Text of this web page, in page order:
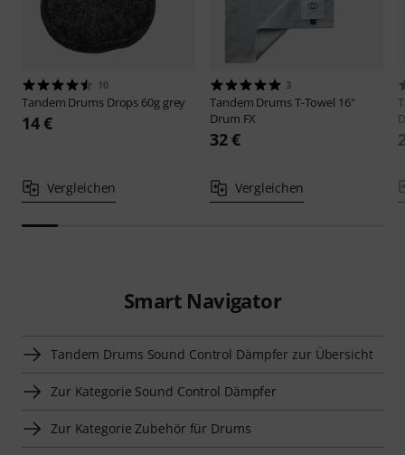
10
Tandem Drums Drops 60g grey
14 €
Vergleichen
3
Tandem DrumsT-Towel 16"
Drum FX
32 €
Vergleichen
Smart Navigator
Tandem Drums Sound Control Dämpfer zur Übersicht
Zur Kategorie Sound Control Dämpfer
Zur Kategorie Zubehör für Drums